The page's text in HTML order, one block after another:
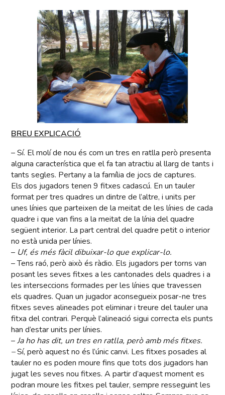
BREU EXPLICACIÓ
– Sí. El molí de nou és com un tres en ratlla però presenta
alguna característica que el fa tan atractiu al llarg de tants i
tants segles. Pertany a la família de jocs de captures.
Els dos jugadors tenen 9 fitxes cadascú. En un tauler
format per tres quadres un dintre de l’altre, i units per
unes línies que parteixen de la meitat de les línies de cada
quadre i que van fins a la meitat de la línia del quadre
següent interior. La part central del quadre petit o interior
no està unida per línies.
– Uf, és més fàcil dibuixar-lo que explicar-lo.
– Tens raó, però això és ràdio. Els jugadors per torns van
posant les seves fitxes a les cantonades dels quadres i a
les interseccions formades per les línies que travessen
els quadres. Quan un jugador aconsegueix posar-ne tres
fitxes seves alineades pot eliminar i treure del tauler una
fitxa del contrari. Perquè l’alineació sigui correcta els punts
han d’estar units per línies.
–Ja ho has dit, un tres en ratlla, però amb més fitxes.
–Sí, però aquest no és l’únic canvi. Les fitxes posades al
tauler no es poden moure fins que tots dos jugadors han
jugat les seves nou fitxes. A partir d’aquest moment es
podran moure les fitxes pel tauler, sempre resseguint les